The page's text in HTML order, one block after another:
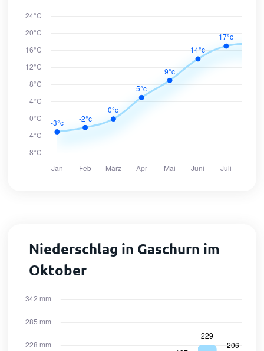
Niederschlag in Gaschurn im
Oktober